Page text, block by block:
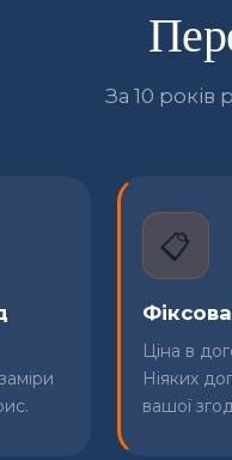
За 10 років
📋
Ціна в
Ніяких
вашої